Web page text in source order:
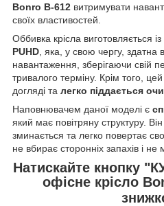
Bonro B-612 витримувати
своїх властивостей.
Оббивка крісла виготовляється із
PUHD , яка, у свою чергу, здатна
навантаження, зберігаючи свій
тривалого терміну. Крім того,
догляді та легко піддається
Наповнювачем даної моделі є
який має повітряну структуру.
зминається та легко повертає
не вбирає сторонніх запахів і не
Натискайте кнопку
офісне крісло